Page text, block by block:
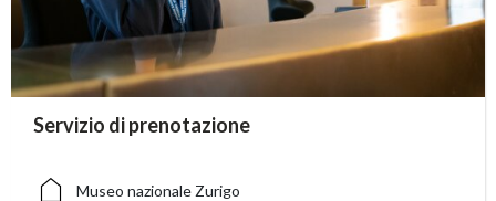
accessibility.sr-only.person_card_info
Servizio di prenotazione
accessibility.sr-only.museum
Museo nazionale Zurigo
accessibility.sr-only.phone